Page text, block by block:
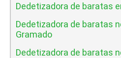
Dedetizadora de baratas
Dedetizadora de baratas
Gramado
Dedetizadora de baratas